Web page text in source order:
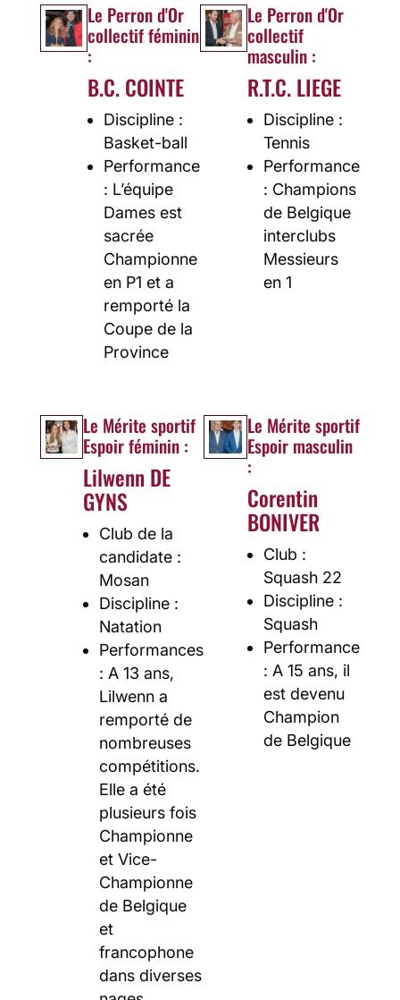
Le Perron d'Or
collectif féminin
:
B.C. COINTE
Discipline :
Basket-ball
Performance
: L’équipe
Dames est
sacrée
Championne
en P1 et a
remporté la
Coupe de la
Province
Le Perron d'Or
collectif
masculin :
R.T.C. LIEGE
Discipline :
Tennis
Performance
: Champions
de Belgique
interclubs
Messieurs
en 1
Le Mérite sportif
Espoir féminin :
Lilwenn DE
GYNS
Club de la
candidate :
Mosan
Discipline :
Natation
Performances
: A 13 ans,
Lilwenn a
remporté de
nombreuses
compétitions.
Elle a été
plusieurs fois
Championne
et Vice-
Championne
de Belgique
et
francophone
dans diverses
Le Mérite sportif
Espoir masculin
:
Corentin
BONIVER
Club :
Squash 22
Discipline :
Squash
Performance
: A 15 ans, il
est devenu
Champion
de Belgique